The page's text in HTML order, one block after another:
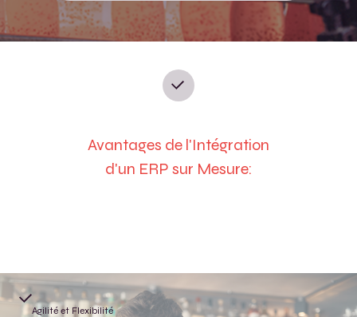
Avantages de l'Intégration
d'un ERP sur Mesure:
Agilité et Flexibilité